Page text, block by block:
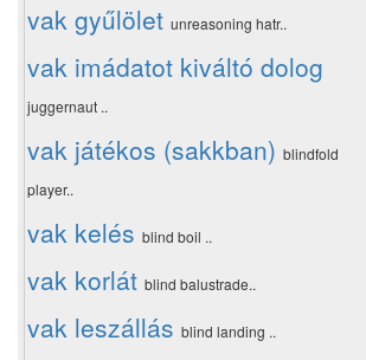
vak gyűlölet unreasoning hatr..
vak imádatot kiváltó dolog
juggernaut ..
vak játékos (sakkban) blindfold
player..
vak kelés blind boil ..
vak korlát blind balustrade..
vak leszállás blind landing ..